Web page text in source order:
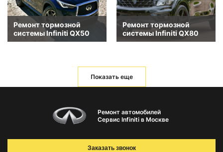
Ремонт тормозной
системы Infiniti QX50
Ремонт тормозной
системы Infiniti QX80
Показать еще
Ремонт автомобилей
Сервис Infiniti в Москве
Заказать звонок